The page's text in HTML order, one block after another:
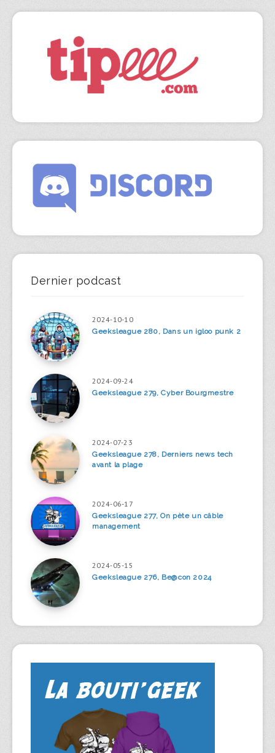
Dernier podcast
2024-10-10
Geeksleague 280, Dans un igloo punk 2
2024-09-24
Geeksleague 279, Cyber Bourgmestre
2024-07-23
Geeksleague 278, Derniers news tech
avant la plage
2024-06-17
Geeksleague 277, On pète un câble
management
2024-05-15
Geeksleague 276, Be@con 2024